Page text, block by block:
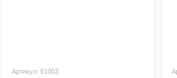
Артикул: 61003